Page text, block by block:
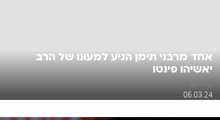
אחד מרבני תימן הגיע למעונו של הרב
יאשיהו פינטו
ישי דריקס
06.03.24